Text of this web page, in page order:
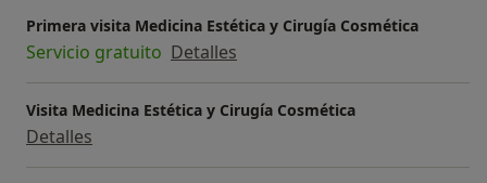
Primera visita Medicina Estética y Cirugía Cosmética
Servicio gratuito Detalles
Visita Medicina Estética y Cirugía Cosmética
Detalles